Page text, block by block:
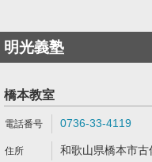
明光義塾
橋本教室
0736-33-4119
和歌山県橋本市古